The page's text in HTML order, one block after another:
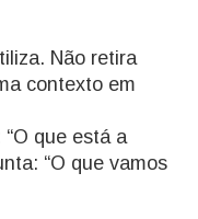
Não retira
contexto em
que está a
“O que vamos